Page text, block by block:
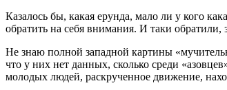
Казалось бы, какая ерунда, мало ли у кого
обратить на себя внимания. И таки
Не знаю полной западной картины
что у них нет данных, сколько среди
молодых людей, раскрученное движение,